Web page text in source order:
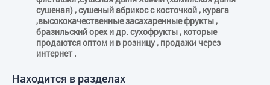
сушеная) , сушеный абрикос с косточкой , курага
,высококачественные засахаренные фрукты ,
бразильский орех и др. сухофрукты , которые
продаются оптом и в розницу , продажи через
интернет .
Находится в разделах